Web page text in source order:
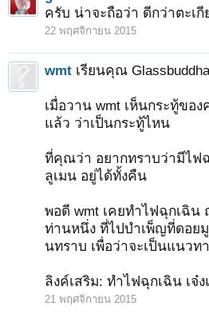
ครับ น่าจะถือว่า ดีกว่าตะเกี
22 พฤศจิกายน 2015
wmt เรียนคุณ
เมื่อวาน wmt เห็นกระทู้ขอ
แล้ว ว่าเป็นกระทู้ไหน
ที่คุณว่า อยากทราบว่ามีไฟ
ลูเมน อยู่ได้ทั้งคืน
พอดี wmt เคยทำไฟฉุกเฉิน
ท่านหนึ่ง ที่ไปบำเพ็ญที่ดอย
นทราบ เพื่อว่าจะเป็นแนวท
ลิงค์เสริม: ทำไฟฉุกเฉิน เจ๋ง
21 พฤศจิกายน 2015
3 4 5 6 → 10 ถัดไป >